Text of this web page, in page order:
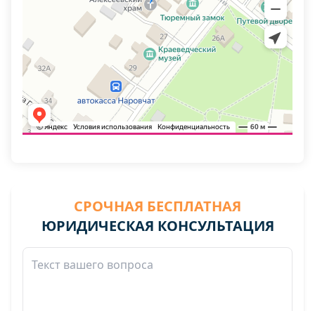
СРОЧНАЯ БЕСПЛАТНАЯ
ЮРИДИЧЕСКАЯ КОНСУЛЬТАЦИЯ